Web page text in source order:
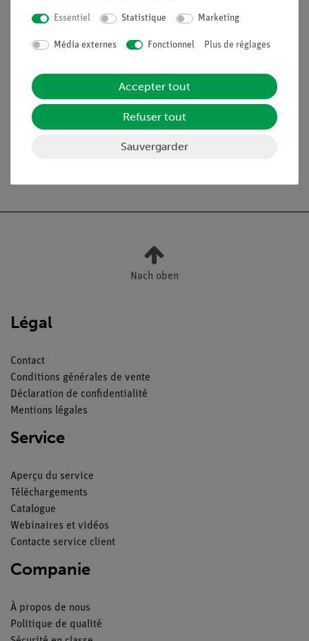
avec support
00
Jeu de sources
Pince de table
02014-
01
2
Nach oben
Légal
Contact
Conditions générales de vente
Déclaration de confidentialité
Mentions légales
Service
Aperçu du service
Téléchargements
Catalogue
Webinaires et vidéos
Contacte service client
Companie
À propos de nous
Politique de qualité
Essentiel Statistique Marketing
Média externes Fonctionnel Plus de réglages
Accepter tout
Refuser tout
Sauvergarder